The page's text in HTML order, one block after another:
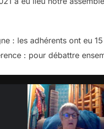
: les adhérents ont eu
: pour débattre